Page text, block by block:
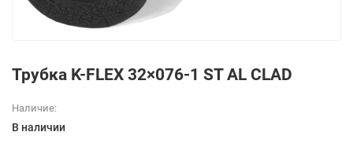
Трубка K-FLEX 32×076-1 ST AL CLAD
Наличие:
В наличии